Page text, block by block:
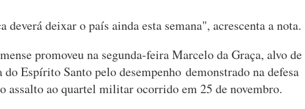
deverá deixar o país ainda esta semana", acrescenta a nota.
promoveu na segunda-feira Marcelo da Graça, alvo de
do Espírito Santo pelo desempenho demonstrado na defesa
assalto ao quartel militar ocorrido em 25 de novembro.